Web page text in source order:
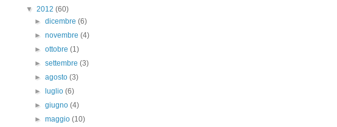
▼ 2012 (60)
►dicembre(6)
►novembre(4)
►ottobre(1)
►settembre(3)
►agosto(3)
►
luglio(6)
►giugno(4)
►maggio(10)